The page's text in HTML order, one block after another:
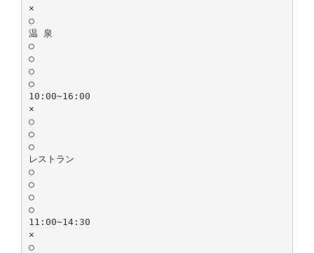
×
○
温 泉
○
○
○
○
10:00∼16:00
×
○
○
○
レストラン
○
○
○
○
11:00∼14:30
×
○